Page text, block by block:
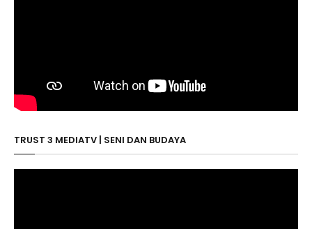
TRUST 3 MEDIATV | SENI DAN BUDAYA